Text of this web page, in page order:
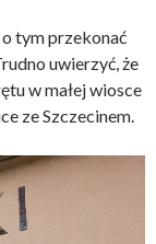
tym przekonać
uwierzyć, że
w małej wiosce
ze Szczecinem.